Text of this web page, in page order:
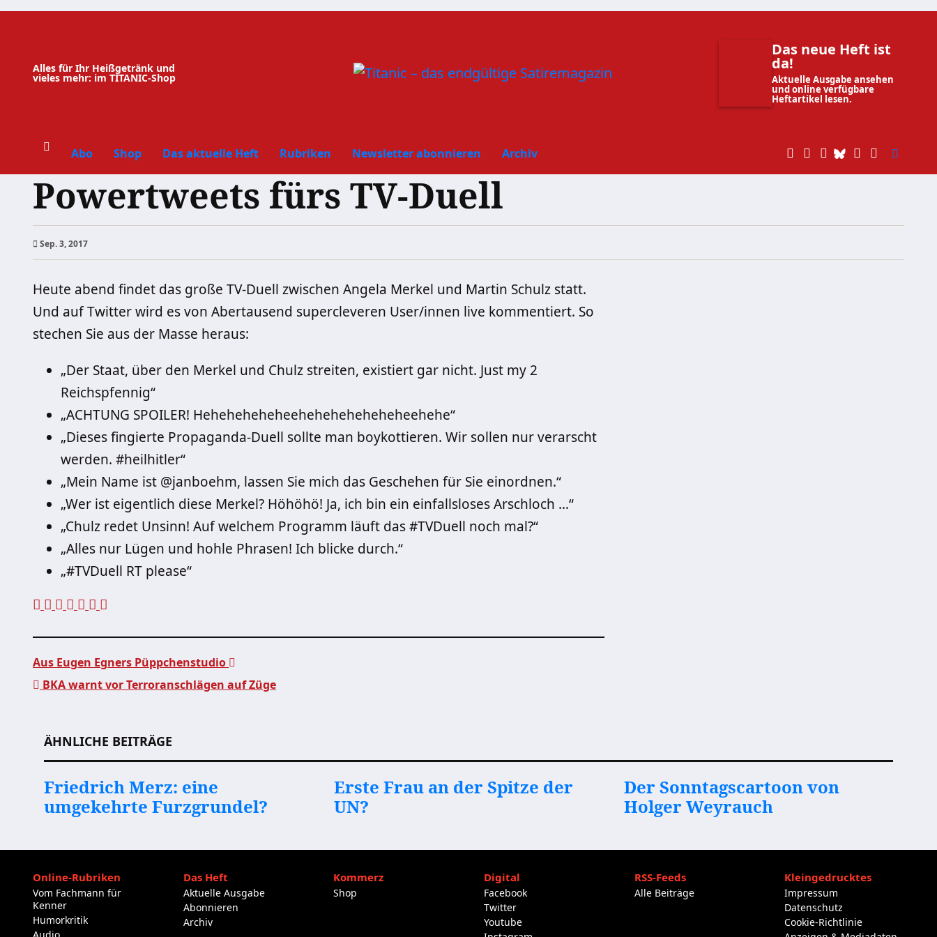
Zum
Alles für Ihr Heißgetränk und
vieles mehr: im TITANIC-Shop
Das neue Heft ist
da!
Aktuelle Ausgabe ansehen
und online verfügbare
Heftartikel lesen.
Abo Shop Das aktuelle Heft Rubriken Newsletter abonnieren Archiv
Powertweets fürs TV-Duell
Sep. 3, 2017
Heute abend findet das große TV-Duell zwischen Angela Merkel und Martin Schulz statt.
Und auf Twitter wird es von Abertausend supercleveren User/innen live kommentiert. So
stechen Sie aus der Masse heraus:
„Der Staat, über den Merkel und Chulz streiten, existiert gar nicht. Just my 2
Reichspfennig“
„ACHTUNG SPOILER! Heheheheheheeheheheheheheheehehe“
„Dieses fingierte Propaganda-Duell sollte man boykottieren. Wir sollen nur verarscht
werden. #heilhitler“
„Mein Name ist @janboehm, lassen Sie mich das Geschehen für Sie einordnen.“
„Wer ist eigentlich diese Merkel? Höhöhö! Ja, ich bin ein einfallsloses Arschloch …“
„Chulz redet Unsinn! Auf welchem Programm läuft das #TVDuell noch mal?“
„Alles nur Lügen und hohle Phrasen! Ich blicke durch.“
„#TVDuell RT please“
Aus Eugen Egners Püppchenstudio
BKA warnt vor Terroranschlägen auf Züge
ÄHNLICHE BEITRÄGE
Friedrich Merz: eine
umgekehrte Furzgrundel?
Erste Frau an der Spitze der
UN?
Der Sonntagscartoon von
Holger Weyrauch
Online-Rubriken
Vom Fachmann für
Kenner
Humorkritik
Das Heft
Aktuelle Ausgabe
Abonnieren
Archiv
Kommerz
Shop
Digital
Facebook
Twitter
Youtube
RSS-Feeds
Alle Beiträge
Kleingedrucktes
Impressum
Datenschutz
Cookie-Richtlinie